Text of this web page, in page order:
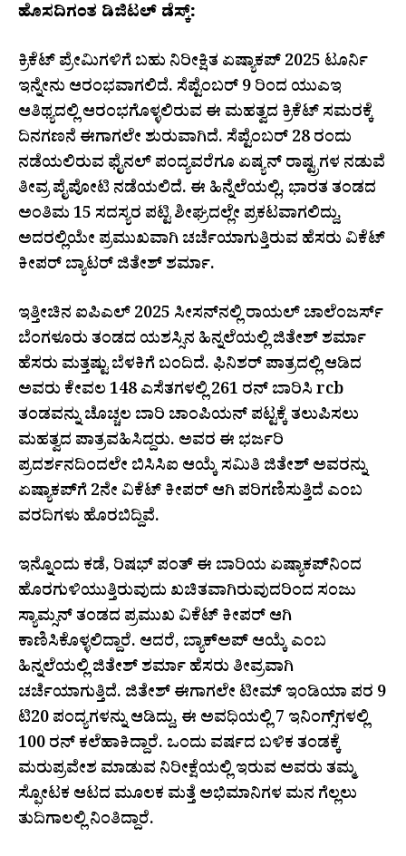
ಹೊಸದಿಗಂತ ಡಿಜಿಟಲ್ ಡೆಸ್ಕ್:
ಕ್ರಿಕೆಟ್ ಪ್ರೇಮಿಗಳಿಗೆ ಬಹು ನಿರೀಕ್ಷಿತ ಏಷ್ಯಾಕಪ್ 2025 ಟೂರ್ನಿ
ಇನ್ನೇನು ಆರಂಭವಾಗಲಿದೆ. ಸೆಪ್ಟೆಂಬರ್ 9 ರಿಂದ ಯುಎಇ
ಆತಿಥ್ಯದಲ್ಲಿ ಆರಂಭಗೊಳ್ಳಲಿರುವ ಈ ಮಹತ್ವದ ಕ್ರಿಕೆಟ್ ಸಮರಕ್ಕೆ
ದಿನಗಣನೆ ಈಗಾಗಲೇ ಶುರುವಾಗಿದೆ. ಸೆಪ್ಟೆಂಬರ್ 28 ರಂದು
ನಡೆಯಲಿರುವ ಫೈನಲ್ ಪಂದ್ಯವರೆಗೂ ಏಷ್ಯನ್ ರಾಷ್ಟ್ರಗಳ ನಡುವೆ
ತೀವ್ರ ಪೈಪೋಟಿ ನಡೆಯಲಿದೆ. ಈ ಹಿನ್ನೆಲೆಯಲ್ಲಿ, ಭಾರತ ತಂಡದ
ಅಂತಿಮ 15 ಸದಸ್ಯರ ಪಟ್ಟಿ ಶೀಘ್ರದಲ್ಲೇ ಪ್ರಕಟವಾಗಲಿದ್ದು,
ಅದರಲ್ಲಿಯೇ ಪ್ರಮುಖವಾಗಿ ಚರ್ಚೆಯಾಗುತ್ತಿರುವ ಹೆಸರು ವಿಕೆಟ್
ಕೀಪರ್ ಬ್ಯಾಟರ್ ಜಿತೇಶ್ ಶರ್ಮಾ.
ಇತ್ತೀಚಿನ ಐಪಿಎಲ್ 2025 ಸೀಸನ್‌ನಲ್ಲಿ ರಾಯಲ್ ಚಾಲೆಂಜರ್ಸ್
ಬೆಂಗಳೂರು ತಂಡದ ಯಶಸ್ಸಿನ ಹಿನ್ನಲೆಯಲ್ಲಿ ಜಿತೇಶ್ ಶರ್ಮಾ
ಹೆಸರು ಮತ್ತಷ್ಟು ಬೆಳಕಿಗೆ ಬಂದಿದೆ. ಫಿನಿಶರ್ ಪಾತ್ರದಲ್ಲಿ ಆಡಿದ
ಅವರು ಕೇವಲ 148 ಎಸೆತಗಳಲ್ಲಿ 261 ರನ್ ಬಾರಿಸಿ rcb
ತಂಡವನ್ನು ಚೊಚ್ಚಲ ಬಾರಿ ಚಾಂಪಿಯನ್ ಪಟ್ಟಕ್ಕೆ ತಲುಪಿಸಲು
ಮಹತ್ವದ ಪಾತ್ರವಹಿಸಿದ್ದರು. ಅವರ ಈ ಭರ್ಜರಿ
ಪ್ರದರ್ಶನದಿಂದಲೇ ಬಿಸಿಸಿಐ ಆಯ್ಕೆ ಸಮಿತಿ ಜಿತೇಶ್ ಅವರನ್ನು
ಏಷ್ಯಾಕಪ್‌ಗೆ 2ನೇ ವಿಕೆಟ್ ಕೀಪರ್ ಆಗಿ ಪರಿಗಣಿಸುತ್ತಿದೆ ಎಂಬ
ವರದಿಗಳು ಹೊರಬಿದ್ದಿವೆ.
ಇನ್ನೊಂದು ಕಡೆ, ರಿಷಭ್ ಪಂತ್ ಈ ಬಾರಿಯ ಏಷ್ಯಾಕಪ್‌ನಿಂದ
ಹೊರಗುಳಿಯುತ್ತಿರುವುದು ಖಚಿತವಾಗಿರುವುದರಿಂದ ಸಂಜು
ಸ್ಯಾಮ್ಸನ್ ತಂಡದ ಪ್ರಮುಖ ವಿಕೆಟ್ ಕೀಪರ್ ಆಗಿ
ಕಾಣಿಸಿಕೊಳ್ಳಲಿದ್ದಾರೆ. ಆದರೆ, ಬ್ಯಾಕ್‌ಅಪ್ ಆಯ್ಕೆ ಎಂಬ
ಹಿನ್ನಲೆಯಲ್ಲಿ ಜಿತೇಶ್ ಶರ್ಮಾ ಹೆಸರು ತೀವ್ರವಾಗಿ
ಚರ್ಚೆಯಾಗುತ್ತಿದೆ. ಜಿತೇಶ್ ಈಗಾಗಲೇ ಟೀಮ್ ಇಂಡಿಯಾ ಪರ 9
ಟಿ20 ಪಂದ್ಯಗಳನ್ನು ಆಡಿದ್ದು, ಈ ಅವಧಿಯಲ್ಲಿ 7 ಇನಿಂಗ್ಸ್‌ಗಳಲ್ಲಿ
100 ರನ್ ಕಲೆಹಾಕಿದ್ದಾರೆ. ಒಂದು ವರ್ಷದ ಬಳಿಕ ತಂಡಕ್ಕೆ
ಮರುಪ್ರವೇಶ ಮಾಡುವ ನಿರೀಕ್ಷೆಯಲ್ಲಿ ಇರುವ ಅವರು ತಮ್ಮ
ಸ್ಫೋಟಕ ಆಟದ ಮೂಲಕ ಮತ್ತೆ ಅಭಿಮಾನಿಗಳ ಮನ ಗೆಲ್ಲಲು
ತುದಿಗಾಲಲ್ಲಿ ನಿಂತಿದ್ದಾರೆ.